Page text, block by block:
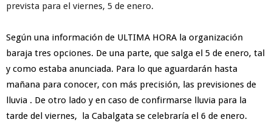
prevista para el viernes, 5 de enero.
Según una información de ULTIMA HORA la organización
baraja tres opciones. De una parte, que salga el 5 de enero, tal
y como estaba anunciada. Para lo que aguardarán hasta
mañana para conocer, con más precisión, las previsiones de
lluvia . De otro lado y en caso de confirmarse lluvia para la
tarde del viernes, la Cabalgata se celebraría el 6 de enero.